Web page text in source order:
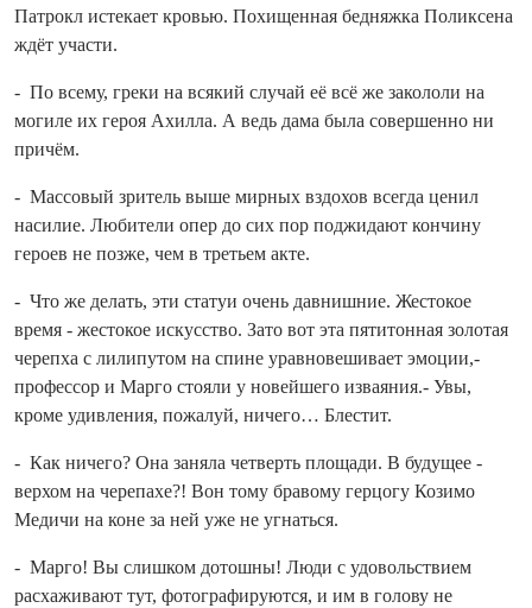
Патрокл истекает кровью. Похищенная бедняжка Поликсена
ждёт участи.
- По всему, греки на всякий случай её всё же закололи на
могиле их героя Ахилла. А ведь дама была совершенно ни
причём.
- Массовый зритель выше мирных вздохов все­гда ценил
насилие. Любители опер до сих пор поджидают кончину
героев не позже, чем в треть­ем акте.
- Что же делать, эти статуи очень давнишние. Жестокое
время - жестокое искусство. Зато вот эта пятитонная золотая
черепха с лилипутом на спине уравновешивает эмоции,-
профессор и Марго стояли у новейшего изваяния.- Увы,
кроме удивления, пожалуй, ничего… Блестит.
- Как ничего? Она заняла четверть площади. В будущее -
верхом на черепахе?! Вон тому бравому герцогу Козимо
Медичи на коне за ней уже не угнаться.
- Марго! Вы слишком дотошны! Люди с удовольствием
расхаживают тут, фотографируются, и им в голову не